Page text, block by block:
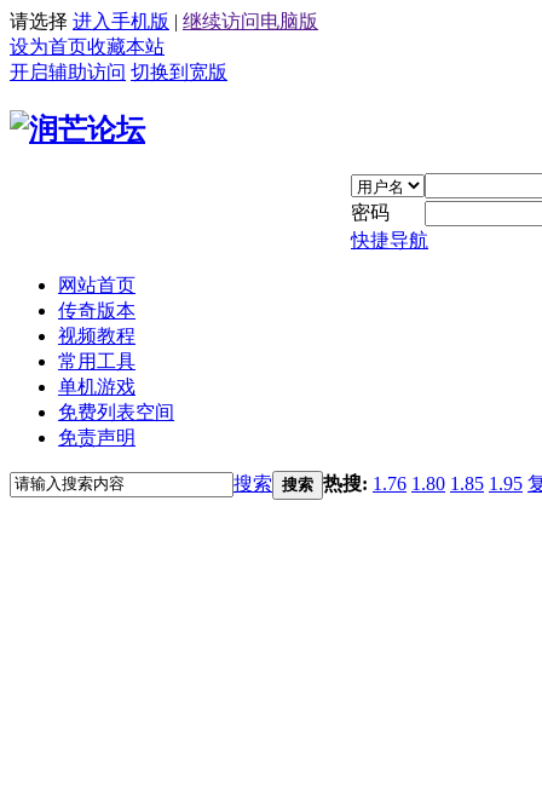
请选择 进入手机版 | 继续访问电脑版
设为首页收藏本站
开启辅助访问 切换到宽版
密码
快捷导航
网站首页
传奇版本
视频教程
常用工具
单机游戏
免费列表空间
免责声明
搜索 搜索 热搜: 1.76 1.80 1.85 1.95